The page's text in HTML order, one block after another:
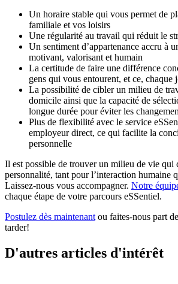
Un horaire stable qui vous permet de
familiale et vos loisirs
Une régularité au travail qui réduit le
Un sentiment d’appartenance accru à
motivant, valorisant et humain
La certitude de faire une différence
gens qui vous entourent, et ce, chaque
La possibilité de cibler un milieu de
domicile ainsi que la capacité de
longue durée pour éviter les
Plus de flexibilité avec le service
employeur direct, ce qui facilite la
personnelle
Il est possible de trouver un milieu de vie qui
personnalité, tant pour l’interaction humaine
Laissez-nous vous accompagner. Notre
chaque étape de votre parcours eSSentiel.
Postulez dès maintenant ou faites-nous part
tarder!
D'autres articles d'intérêt